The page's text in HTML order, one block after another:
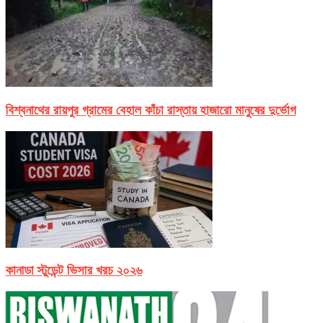
বিশ্বনাথের রায়পুর গ্রামের বেহাল কাঁচা রাস্তায় হাজারো মানুষের দুর্ভোগ
কানাডা স্টুডেন্ট ভিসার খরচ ২০২৬